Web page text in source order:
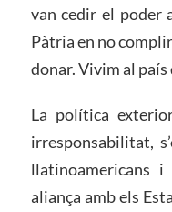
van cedir el poder
Pàtria en no
donar. Vivim al país
La política
irresponsabilitat,
llatinoamericans
aliança amb els